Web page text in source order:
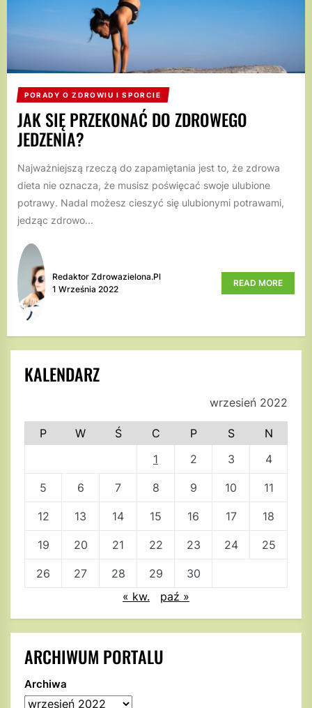
PORADY O ZDROWIU I SPORCIE
JAK SIĘ PRZEKONAĆ DO ZDROWEGO
JEDZENIA?
Najważniejszą rzeczą do zapamiętania jest to, że zdrowa
dieta nie oznacza, że musisz poświęcać swoje ulubione
potrawy. Nadal możesz cieszyć się ulubionymi potrawami,
jedząc zdrowo...
Redaktor Zdrowazielona.pl
1 Września 2022
READ MORE
KALENDARZ
wrzesień 2022
P W Ś C P S
N
1
2 3 4
5 6 7 8 9 10 11
12 13 14 15 16 17 18
19 20 21 22 23 24 25
26 27 28 29
30
« kw.
paź »
ARCHIWUM PORTALU
Archiwa